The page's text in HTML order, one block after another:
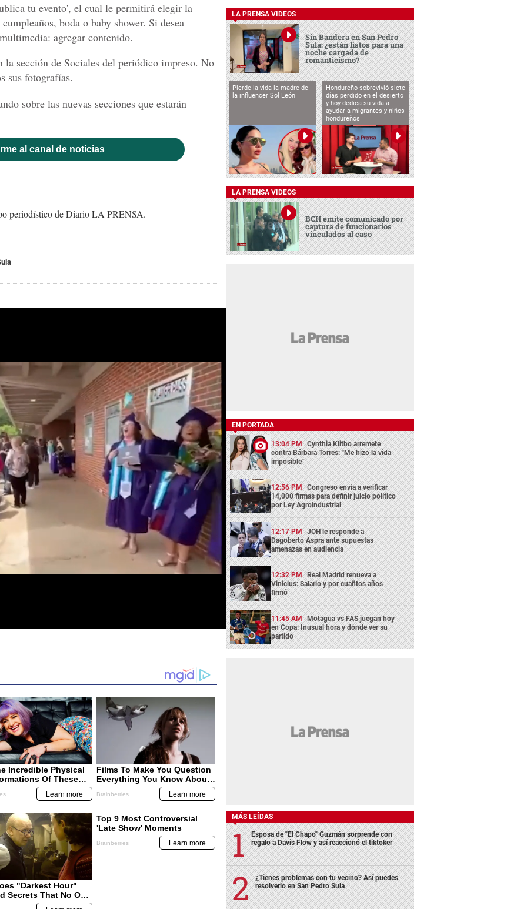
tu evento', el cual le permitirá elegir la
boda o baby shower. Si desea
agregar contenido.
sección de Sociales del periódico impreso. No
sus fotografías.
sobre las nuevas secciones que estarán
al canal de noticias
periodístico de Diario LA PRENSA.
LA PRENSA VIDEOS
Sin Bandera en San Pedro
Sula: ¿están listos para una
noche cargada de
romanticismo?
Pierde la vida la madre de
la influencer Sol León
Hondureño sobrevivió siete
días perdido en el desierto
y hoy dedica su vida a
ayudar a migrantes y niños
hondureños
LA PRENSA VIDEOS
BCH emite comunicado por
captura de funcionarios
vinculados al caso
EN PORTADA
13:04 PM Cynthia Klitbo arremete
contra Bárbara Torres: "Me hizo la vida
imposible"
12:56 PM Congreso envía a verificar
14,000 firmas para definir juicio político
por Ley Agroindustrial
12:17 PM JOH le responde a
Dagoberto Aspra ante supuestas
amenazas en audiencia
12:32 PM Real Madrid renueva a
Vinicius: Salario y por cuañtos años
firmó
11:45 AM Motagua vs FAS juegan hoy
en Copa: Inusual hora y dónde ver su
partido
MÁS LEÍDAS
Esposa de "El Chapo" Guzmán sorprende con
regalo a Davis Flow y así reaccionó el tiktoker
¿Tienes problemas con tu vecino? Así puedes
resolverlo en San Pedro Sula